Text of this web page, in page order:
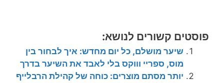
פוסטים קשורים לנושא:
שיער מושלם, כל יום מחדש: איך לבחור בין
מוס, ספריי וווקס בלי לאבד את השיער בדרך
יותר מסתם מוצרים: כוחה של קהילת הרבלייף